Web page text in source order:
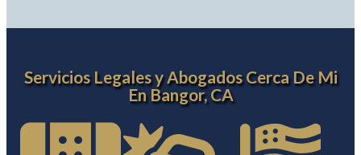
Servicios Legales y Abogados Cerca De Mi
En Bangor, CA